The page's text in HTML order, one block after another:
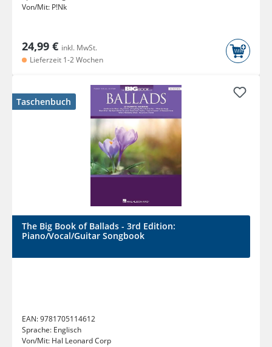
Von/Mit: P!Nk
24,99 € inkl. MwSt.
Lieferzeit 1-2 Wochen
Taschenbuch
The Big Book of Ballads - 3rd Edition:
Piano/Vocal/Guitar Songbook
EAN:9781705114612
Sprache: Englisch
Von/Mit: Hal Leonard Corp